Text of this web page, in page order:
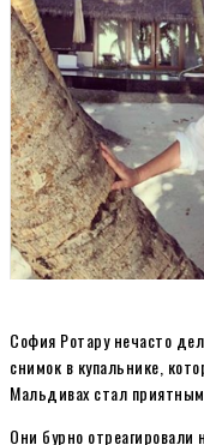
София Ротару нечасто
снимок в купальнике,
Мальдивах стал
Они бурно